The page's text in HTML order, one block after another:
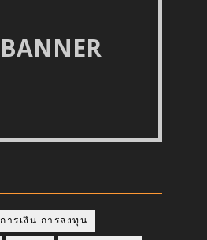
การเงิน การลงทุน